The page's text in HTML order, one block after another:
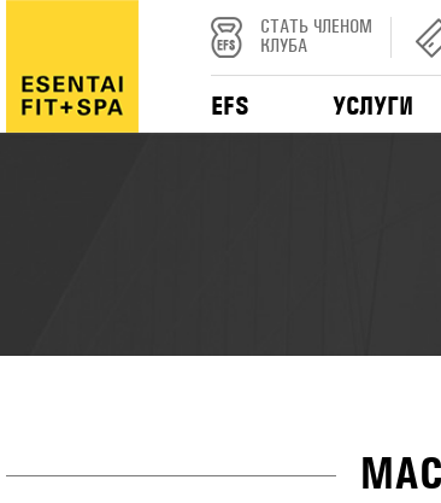
СТАТЬ ЧЛЕНОМ
КЛУБА
EFS УСЛУГИ